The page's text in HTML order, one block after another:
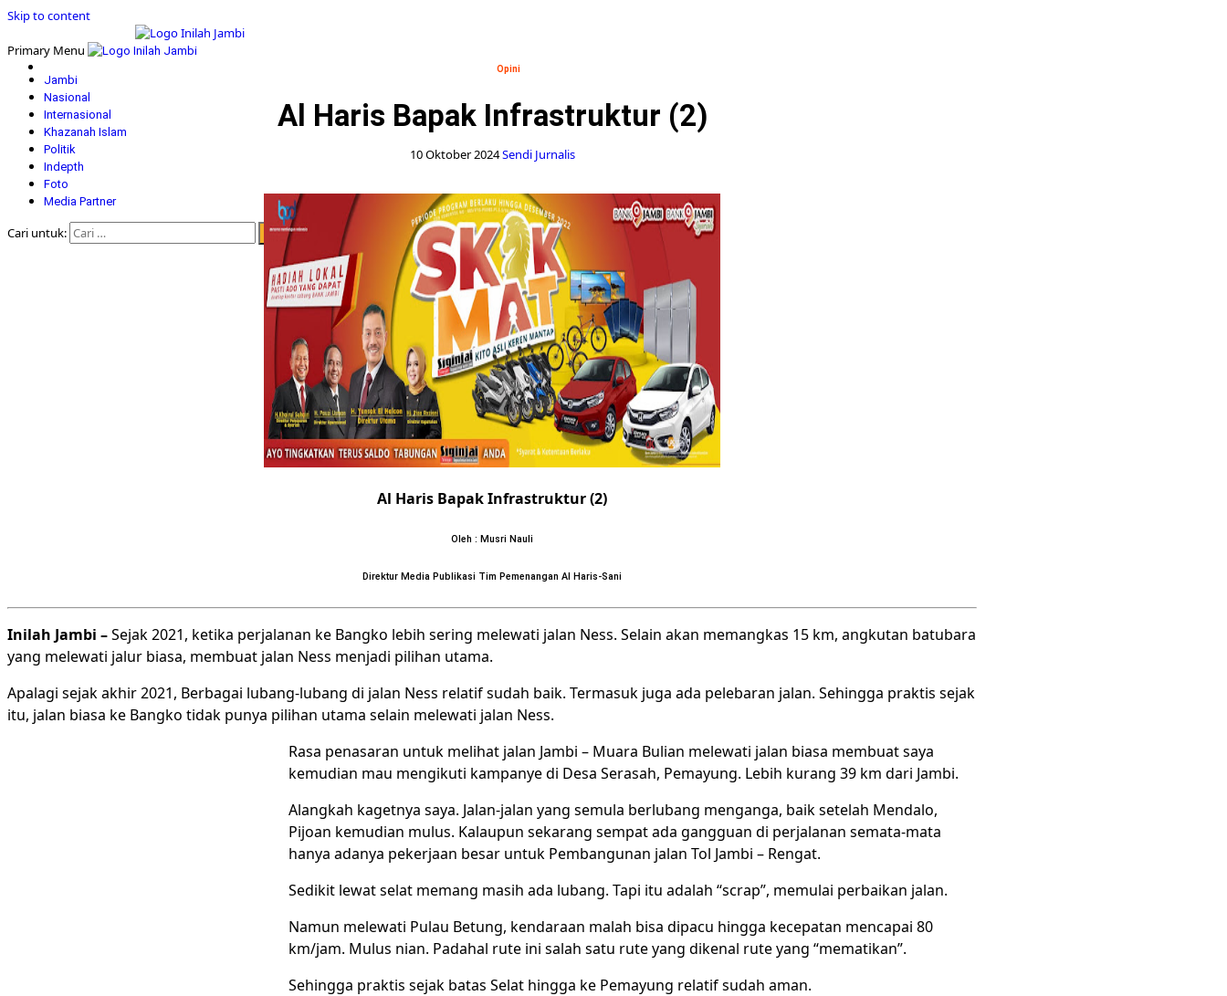
Skip to content
Primary Menu
Jambi
Nasional
Internasional
Khazanah Islam
Politik
Indepth
Foto
Media Partner
Cari untuk:
Opini
Al Haris Bapak Infrastruktur (2)
10 Oktober 2024Sendi Jurnalis
Al Haris Bapak Infrastruktur (2)
Oleh : Musri Nauli
Direktur Media Publikasi Tim Pemenangan Al Haris-Sani
Inilah Jambi –Sejak 2021, ketika perjalanan ke Bangko lebih sering melewati jalan Ness. Selain akan memangkas 15 km, angkutan batubara
yang melewati jalur biasa, membuat jalan Ness menjadi pilihan utama.
Apalagi sejak akhir 2021, Berbagai lubang-lubang di jalan Ness relatif sudah baik. Termasuk juga ada pelebaran jalan. Sehingga praktis sejak
itu, jalan biasa ke Bangko tidak punya pilihan utama selain melewati jalan Ness.
Rasa penasaran untuk melihat jalan Jambi – Muara Bulian melewati jalan biasa membuat saya
kemudian mau mengikuti kampanye di Desa Serasah, Pemayung. Lebih kurang 39 km dari Jambi.
Alangkah kagetnya saya. Jalan-jalan yang semula berlubang menganga, baik setelah Mendalo,
Pijoan kemudian mulus. Kalaupun sekarang sempat ada gangguan di perjalanan semata-mata
hanya adanya pekerjaan besar untuk Pembangunan jalan Tol Jambi – Rengat.
Sedikit lewat selat memang masih ada lubang. Tapi itu adalah “scrap”, memulai perbaikan jalan.
Namun melewati Pulau Betung, kendaraan malah bisa dipacu hingga kecepatan mencapai 80
km/jam. Mulus nian. Padahal rute ini salah satu rute yang dikenal rute yang “mematikan”.
Sehingga praktis sejak batas Selat hingga ke Pemayung relatif sudah aman.